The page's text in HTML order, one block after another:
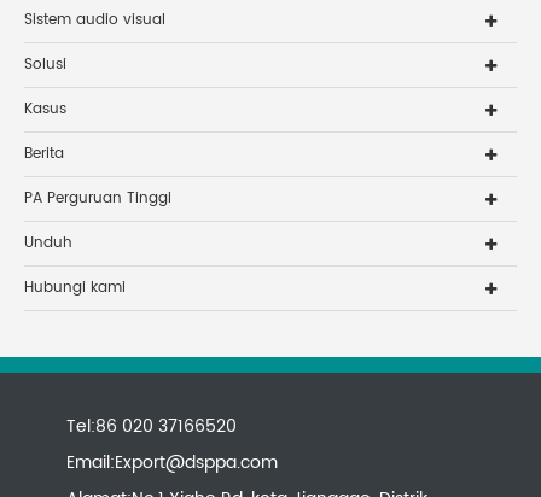
Sistem audio visual
Solusi
Kasus
Berita
PA Perguruan Tinggi
Unduh
Hubungi kami
Tel:86 020 37166520
Email:Export@dsppa.com